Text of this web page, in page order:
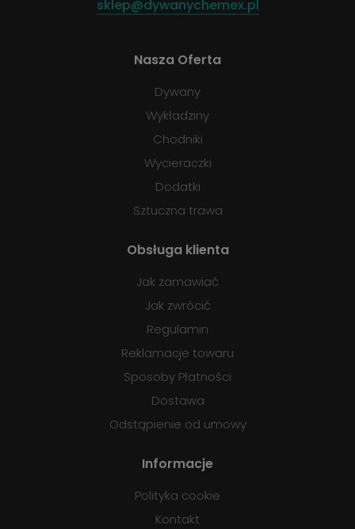
sklep@dywanychemex.pl
Nasza Oferta
Dywany
Wykładziny
Chodniki
Wycieraczki
Dodatki
Sztuczna trawa
Obsługa klienta
Jak zamawiać
Jak zwrócić
Regulamin
Reklamacje towaru
Sposoby Płatności
Dostawa
Odstąpienie od umowy
Informacje
Polityka cookie
Kontakt